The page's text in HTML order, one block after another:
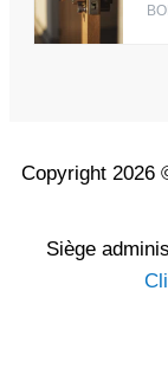
Copyright 2026
Siège